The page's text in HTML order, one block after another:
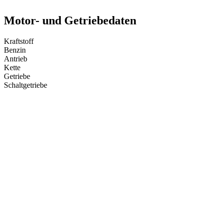
Motor- und Getriebedaten
Kraftstoff
Benzin
Antrieb
Kette
Getriebe
Schaltgetriebe